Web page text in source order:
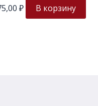
₽ В корзину